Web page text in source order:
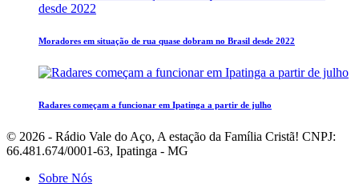
Moradores em situação de rua quase dobram no Brasil desde 2022
Radares começam a funcionar em Ipatinga a partir de julho
© 2026 - Rádio Vale do Aço, A estação da Família Cristã! CNPJ:
66.481.674/0001-63, Ipatinga - MG
Sobre Nós